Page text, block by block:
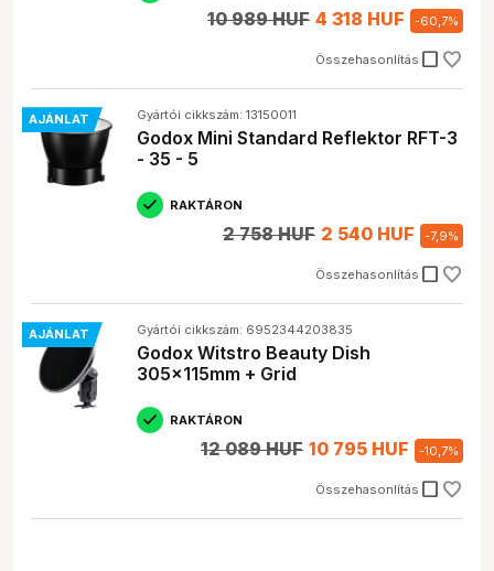
Összehasonlítás check_box_outline_blank
10 989 HUF 4 318 HUF -60,7%
AJÁNLAT Gyártói cikkszám: 13150011
Godox Mini Standard Reflektor RFT-3
- 35 - 5
RAKTÁRON
Összehasonlítás check_box_outline_blank
2 758 HUF 2 540 HUF -7,9%
AJÁNLAT Gyártói cikkszám: 6952344203835
Godox Witstro Beauty Dish
305x115mm + Grid
RAKTÁRON
Összehasonlítás check_box_outline_blank
12 089 HUF 10 795 HUF -10,7%